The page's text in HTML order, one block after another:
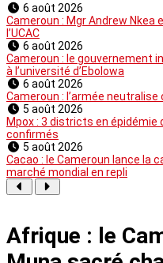
6 août 2026
Cameroun : Mgr Andrew Nkea
l’UCAC
6 août 2026
Cameroun : le gouvernement
à l’université d’Ebolowa
6 août 2026
Cameroun : l’armée
5 août 2026
Mpox : 3 districts en épidémie
confirmés
5 août 2026
Cacao : le Cameroun lance la
marché mondial en repli
Afrique : le